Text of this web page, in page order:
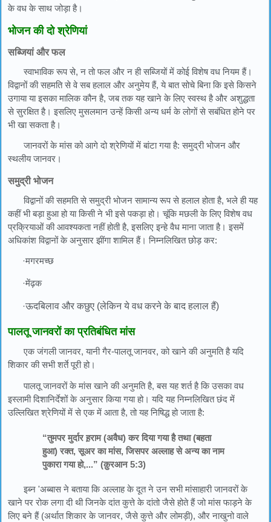
के वध के साथ जोड़ा है।
भोजन की दो श्रेणियां
सब्जियां और फल
स्वाभाविक रूप से, न तो फल और न ही सब्जियों में कोई विशेष वध नियम हैं।
विद्वानों की सहमति से वे सब हलाल और अनुमेय हैं, ये बात सोचे बिना कि इसे किसने
उगाया या इसका मालिक कौन है, जब तक यह खाने के लिए स्वस्थ है और अशुद्धता
से सुरक्षित है। इसलिए मुसलमान उन्हें किसी अन्य धर्म के लोगों से सबंधित होने पर
भी खा सकता है।
जानवरों के मांस को आगे दो श्रेणियों में बांटा गया है: समुद्री भोजन और
स्थलीय जानवर।
समुद्री भोजन
विद्वानों की सहमति से समुद्री भोजन सामान्य रूप से हलाल होता है, भले ही यह
कहीं भी बड़ा हुआ हो या किसी ने भी इसे पकड़ा हो। चूंकि मछली के लिए विशेष वध
प्रक्रियाओं की आवश्यकता नहीं होती है, इसलिए इन्हे वैध माना जाता है। इसमें
अधिकांश विद्वानों के अनुसार झींगा शामिल हैं। निम्नलिखित छोड़ कर:
·मगरमच्छ
·मेंढ़क
·ऊदबिलाव और कछुए (लेकिन ये वध करने के बाद हलाल हैं)
पालतू जानवरों का प्रतिबंधित मांस
एक जंगली जानवर, यानी गैर-पालतू जानवर, को खाने की अनुमति है यदि
शिकार की सभी शर्ते पूरी हो।
पालतू जानवरों के मांस खाने की अनुमति है, बस यह शर्त है कि उसका वध
इस्लामी दिशानिर्देशों के अनुसार किया गया हो। यदि यह निम्नलिखित छंद में
उल्लिखित श्रेणियों में से एक में आता है, तो यह निषिद्ध हो जाता है:
“तुमपर मुर्दार ह़राम (अवैध) कर दिया गया है तथा (बहता
हुआ) रक्त, सूअर का मांस, जिसपर अल्लाह से अन्य का नाम
पुकारा गया हो,...” (क़ुरआन 5:3)
इब्न 'अब्बास ने बताया कि अल्लाह के दूत ने उन सभी मांसाहारी जानवरों के
खाने पर रोक लगा दी थी जिनके दांत कुत्ते के दांतो जैसे होते हैं जो मांस फाड़ने के
लिए बने हैं (अर्थात शिकार के जानवर, जैसे कुत्ते और लोमड़ी), और नाखुनो वाले